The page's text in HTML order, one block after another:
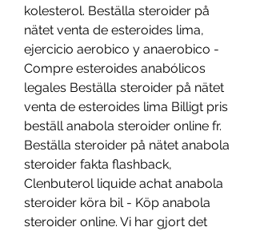
kolesterol. Beställa steroider på
nätet venta de esteroides lima,
ejercicio aerobico y anaerobico -
Compre esteroides anabólicos
legales Beställa steroider på nätet
venta de esteroides lima Billigt pris
beställ anabola steroider online fr.
Beställa steroider på nätet anabola
steroider fakta flashback,
Clenbuterol liquide achat anabola
steroider köra bil - Köp anabola
steroider online. Vi har gjort det